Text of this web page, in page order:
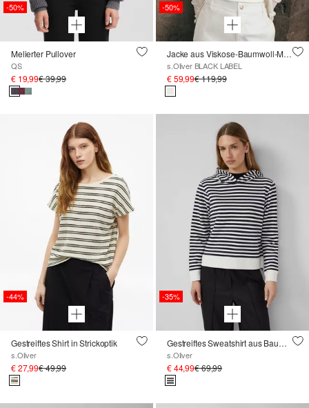
-50%
Melierter Pullover
QS
€ 19,99€ 39,99
-50%
Jacke aus Viskose-Baumwoll-Mix mit Fransen
s.Oliver BLACK LABEL
€ 59,99€ 119,99
-44%
Gestreiftes Shirt in Strickoptik
s.Oliver
€ 27,99€ 49,99
-35%
Gestreiftes Sweatshirt aus Baumwollmix mit Kapuze
s.Oliver
€ 44,99€ 69,99